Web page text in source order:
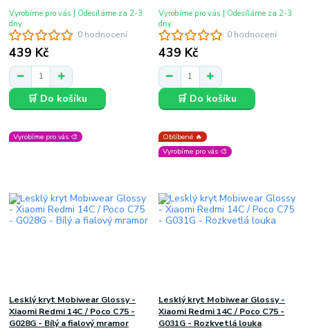
0 hodnocení
439 Kč
Vyrobíme pro vás | Odesíláme za 2-3
dny
🛒 Do košíku
0 hodnocení
439 Kč
Vyrobíme pro vás | Odesíláme za 2-3
dny
🛒 Do košíku
Vyrobíme pro vás 🎨
Lesklý kryt Mobiwear Glossy -
Xiaomi Redmi 14C / Poco C75 -
G028G - Bílý a fialový mramor
Oblíbené 🔥
Vyrobíme pro vás 🎨
Lesklý kryt Mobiwear Glossy -
Xiaomi Redmi 14C / Poco C75 -
G031G - Rozkvetlá louka